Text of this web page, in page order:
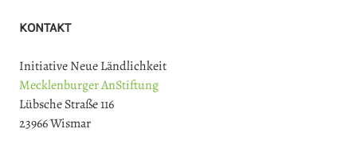
KONTAKT
Initiative Neue Ländlichkeit
Mecklenburger AnStiftung
Lübsche Straße 116
23966 Wismar